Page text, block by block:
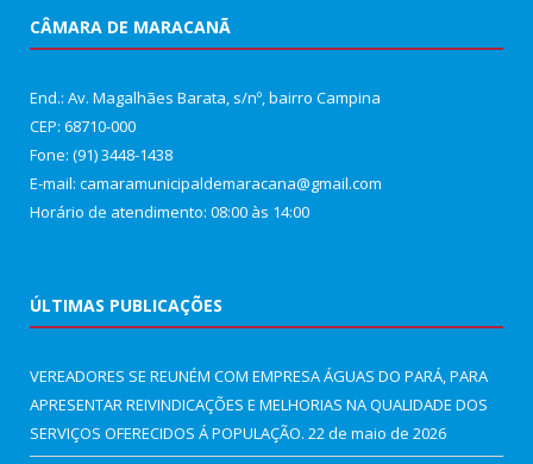
CÂMARA DE MARACANÃ
End.: Av. Magalhães Barata, s/nº, bairro Campina
CEP: 68710-000
Fone: (91) 3448-1438
E-mail: camaramunicipaldemaracana@gmail.com
Horário de atendimento: 08:00 às 14:00
ÚLTIMAS PUBLICAÇÕES
VEREADORES SE REUNÉM COM EMPRESA ÁGUAS DO PARÁ, PARA
APRESENTAR REIVINDICAÇÕES E MELHORIAS NA QUALIDADE DOS
SERVIÇOS OFERECIDOS Á POPULAÇÃO. 22 de maio de 2026